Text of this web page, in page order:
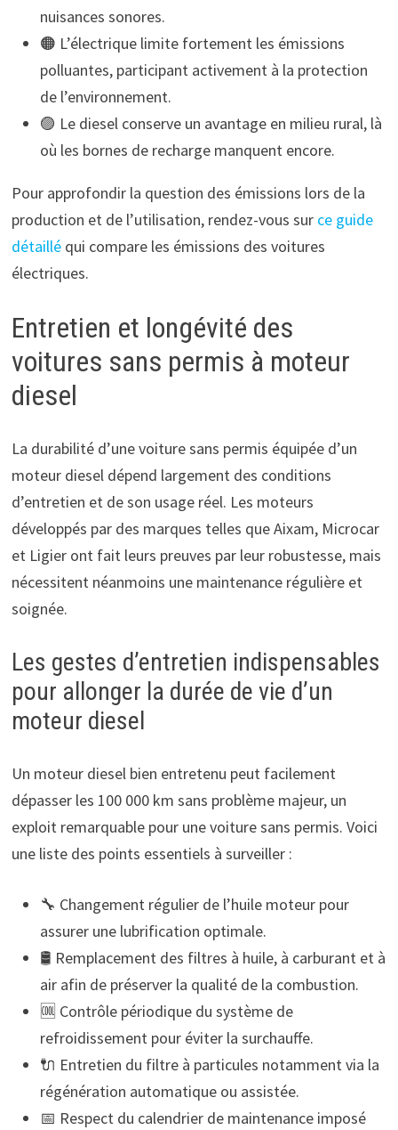
nuisances sonores.
🟠 L’électrique limite fortement les émissions
polluantes, participant activement à la protection
de l’environnement.
🟣 Le diesel conserve un avantage en milieu rural, là
où les bornes de recharge manquent encore.
Pour approfondir la question des émissions lors de la
production et de l’utilisation, rendez-vous sur ce guide
détailléqui compare les émissions des voitures
électriques.
Entretien et longévité des
voitures sans permis à moteur
diesel
La durabilité d’une voiture sans permis équipée d’un
moteur diesel dépend largement des conditions
d’entretien et de son usage réel. Les moteurs
développés par des marques telles que Aixam, Microcar
et Ligier ont fait leurs preuves par leur robustesse, mais
nécessitent néanmoins une maintenance régulière et
soignée.
Les gestes d’entretien indispensables
pour allonger la durée de vie d’un
moteur diesel
Un moteur diesel bien entretenu peut facilement
dépasser les 100 000 km sans problème majeur, un
exploit remarquable pour une voiture sans permis. Voici
une liste des points essentiels à surveiller :
🔧 Changement régulier de l’huile moteur pour
assurer une lubrification optimale.
🛢️ Remplacement des filtres à huile, à carburant et à
air afin de préserver la qualité de la combustion.
🆒 Contrôle périodique du système de
refroidissement pour éviter la surchauffe.
🔌 Entretien du filtre à particules notamment via la
régénération automatique ou assistée.
📅 Respect du calendrier de maintenance imposé